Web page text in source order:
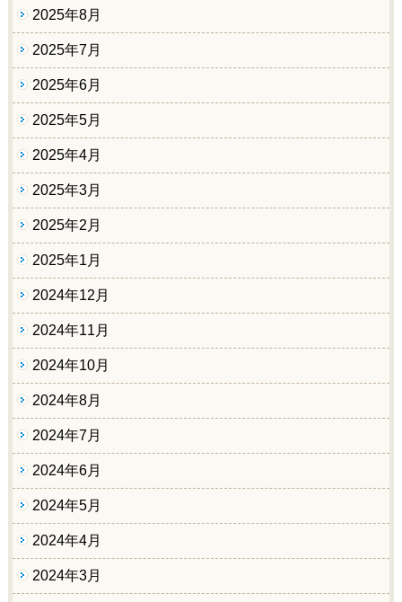
2025年8月
2025年7月
2025年6月
2025年5月
2025年4月
2025年3月
2025年2月
2025年1月
2024年12月
2024年11月
2024年10月
2024年8月
2024年7月
2024年6月
2024年5月
2024年4月
2024年3月